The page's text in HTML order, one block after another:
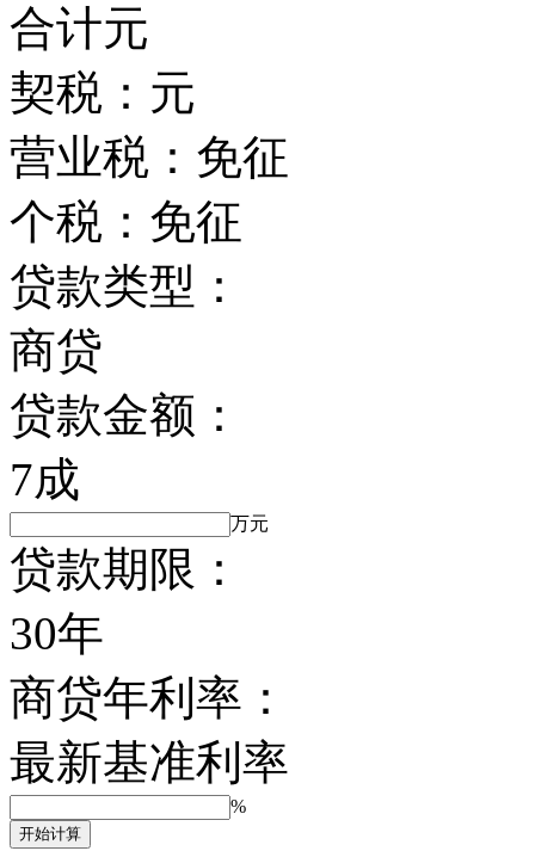
合计元
契税： 元
营业税： 免征
个税： 免征
贷款类型：
商贷
贷款金额：
7成
万元
贷款期限：
30年
商贷年利率：
最新基准利率
%
开始计算